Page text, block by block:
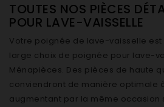
TOUTES NOS PIÈCES
POUR LAVE-VAISSELLE
Votre poignée de lave-vaisselle est
large choix de poignée pour lave-
Ménapièces. Des pièces de haute
conviendront de manière optimale
augmentant par la même occasion